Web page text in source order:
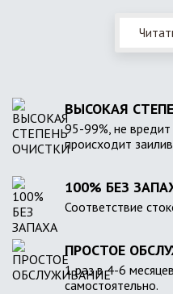
ВЫСОКАЯ
95-99%, не
происходит
100% БЕЗ
Соответствие
ПРОСТОЕ
1 раз в 4-6
самостоятельно.